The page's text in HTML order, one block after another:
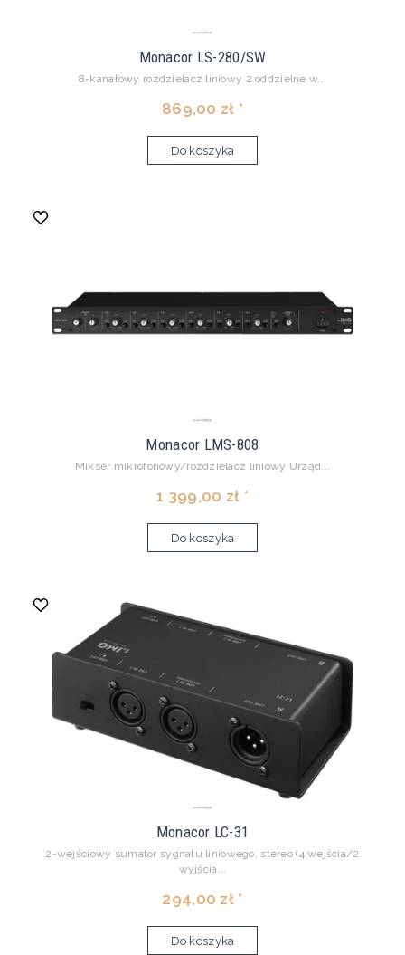
Monacor LS-280/SW
8-kanałowy rozdzielacz liniowy 2 oddzielne w...
869,00 zł *
Do koszyka
Monacor LMS-808
Mikser mikrofonowy/rozdzielacz liniowy Urząd...
1 399,00 zł *
Do koszyka
Monacor LC-31
2-wejściowy sumator sygnału liniowego, stereo (4 wejścia/2
wyjścia...
294,00 zł *
Do koszyka